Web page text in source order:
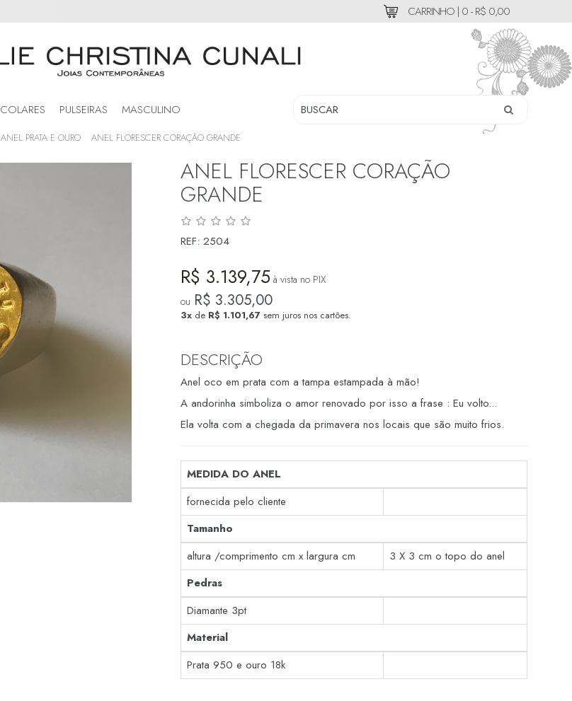
CARRINHO | 0 - R$ 0,00
COLARES PULSEIRAS MASCULINO
ANEL PRATA E OURO ANEL FLORESCER CORAÇÃO GRANDE
ANEL FLORESCER CORAÇÃO
GRANDE
REF:2504
R$ 3.139,75 à vista no PIX
ou R$ 3.305,00
3x de R$ 1.101,67 sem juros nos cartões.
DESCRIÇÃO
Anel oco em prata com a tampa estampada à mão!
A andorinha simboliza o amor renovado por isso a frase : Eu volto...
Ela volta com a chegada da primavera nos locais que são muito frios.
MEDIDA DO ANEL
fornecida pelo cliente
Tamanho
altura /comprimento cm x largura cm
3 X 3 cm o topo do anel
Pedras
Diamante 3pt
Material
Prata 950 e ouro 18k